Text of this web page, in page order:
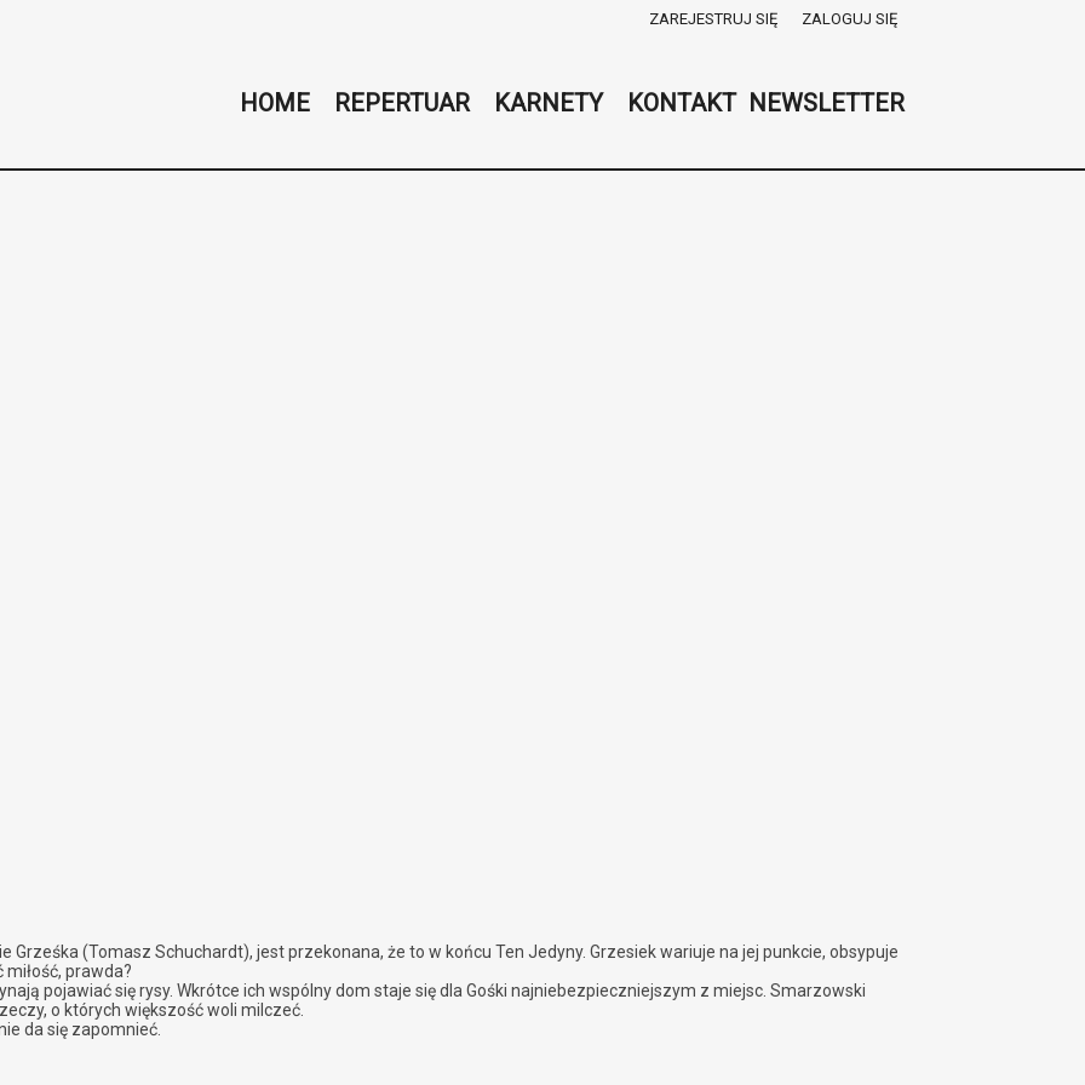
ZAREJESTRUJ SIĘ ZALOGUJ SIĘ
0,00
HOME REPERTUAR KARNETY KONTAKT NEWSLETTER
Grześka (Tomasz Schuchardt), jest przekonana, że to w końcu Ten Jedyny. Grzesiek wariuje na jej punkcie, obsypuje
prawda?
pojawiać się rysy. Wkrótce ich wspólny dom staje się dla Gośki najniebezpieczniejszym z miejsc. Smarzowski
o których większość woli milczeć.
da się zapomnieć.